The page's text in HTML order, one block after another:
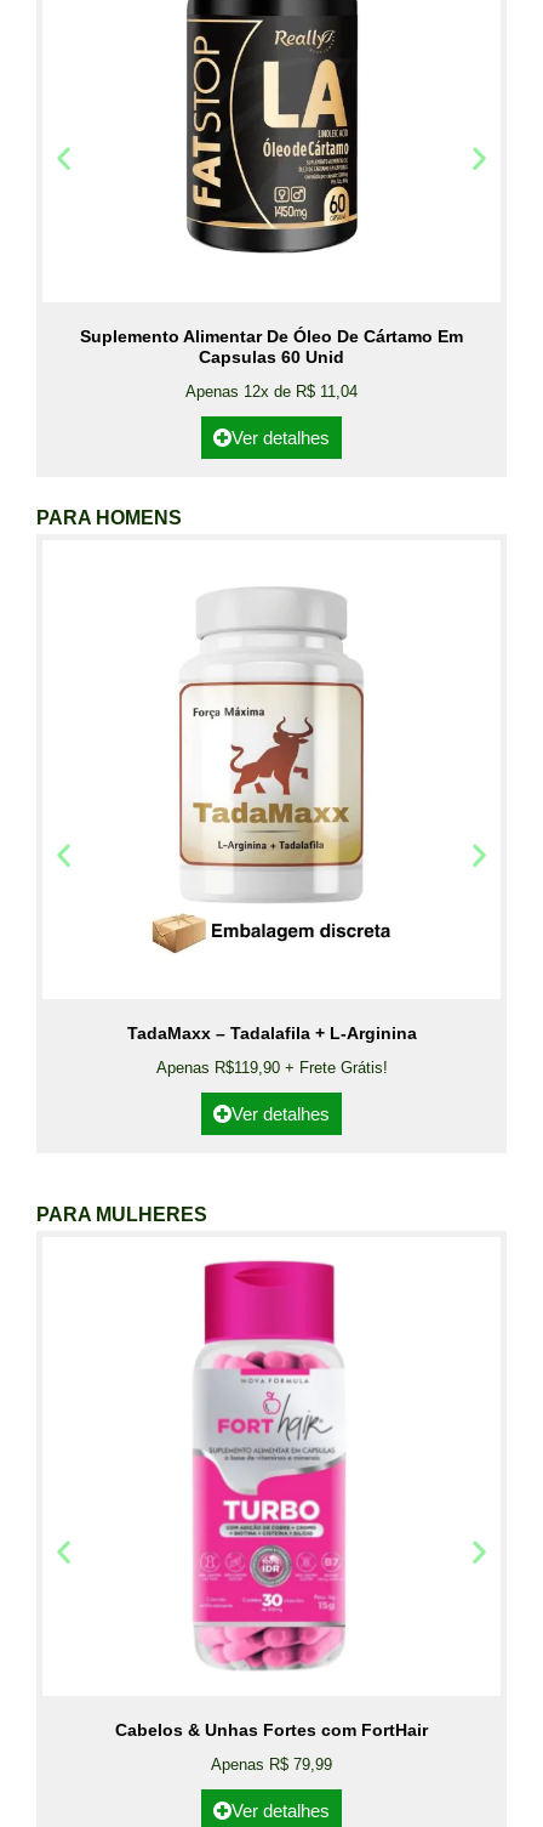
Suplemento Alimentar De Óleo De Cártamo Em
Capsulas 60 Unid
Apenas 12x de R$ 11,04
Ver detalhes
PARA HOMENS
TadaMaxx – Tadalafila + L-Arginina
Apenas R$119,90 + Frete Grátis!
Ver detalhes
PARA MULHERES
Cabelos & Unhas Fortes com FortHair
Apenas R$ 79,99
Ver detalhes